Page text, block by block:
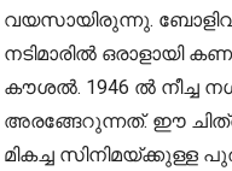
വയസായിരുന്നു.
നടിമാരില്‍ ഒരാളായി
കൗശല്‍. 1946 ല്‍ നീച്ച
അരങ്ങേറുന്നത്. ഈ
മികച്ച സിനിമയ്ക്കുള്ള